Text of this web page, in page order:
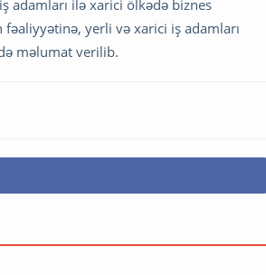
adamları ilə xarici ölkədə biznes
yerli və xarici iş adamları
məlumat verilib.